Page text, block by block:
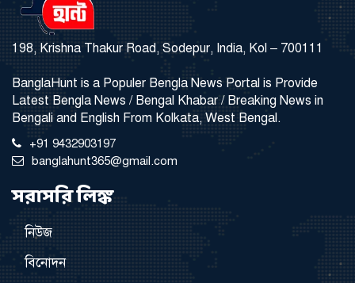
198, Krishna Thakur Road, Sodepur, India, Kol – 700111
BanglaHunt is a Populer Bengla News Portal is Provide
Latest Bengla News / Bengal Khabar / Breaking News in
Bengali and English From Kolkata, West Bengal.
+91 9432903197
banglahunt365@gmail.com
সরাসরি লিঙ্ক
নিউজ
বিনোদন